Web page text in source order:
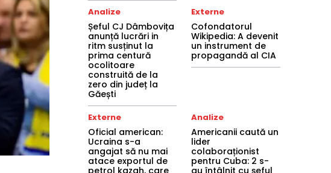
Analize
Șeful CJ Dâmbovița
anunță lucrări in
ritm susținut la
prima centură
ocolitoare
construită de la
zero din județ la
Găești
Externe
Cofondatorul
Wikipedia: A devenit
un instrument de
propagandă al CIA
Externe
Oficial american:
Ucraina s-a
angajat să nu mai
atace exportul de
petrol kazah, care
Analize
Americanii caută un
lider
colaboraționist
pentru Cuba: 2 s-
au întâlnit cu șeful